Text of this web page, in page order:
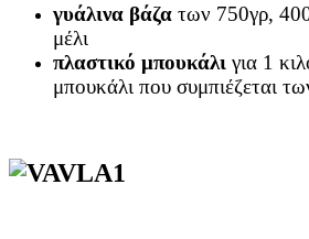
γυάλινα βάζα των 750γρ,
μέλι
πλαστικό μπουκάλι για 1
μπουκάλι που συμπιέζεται